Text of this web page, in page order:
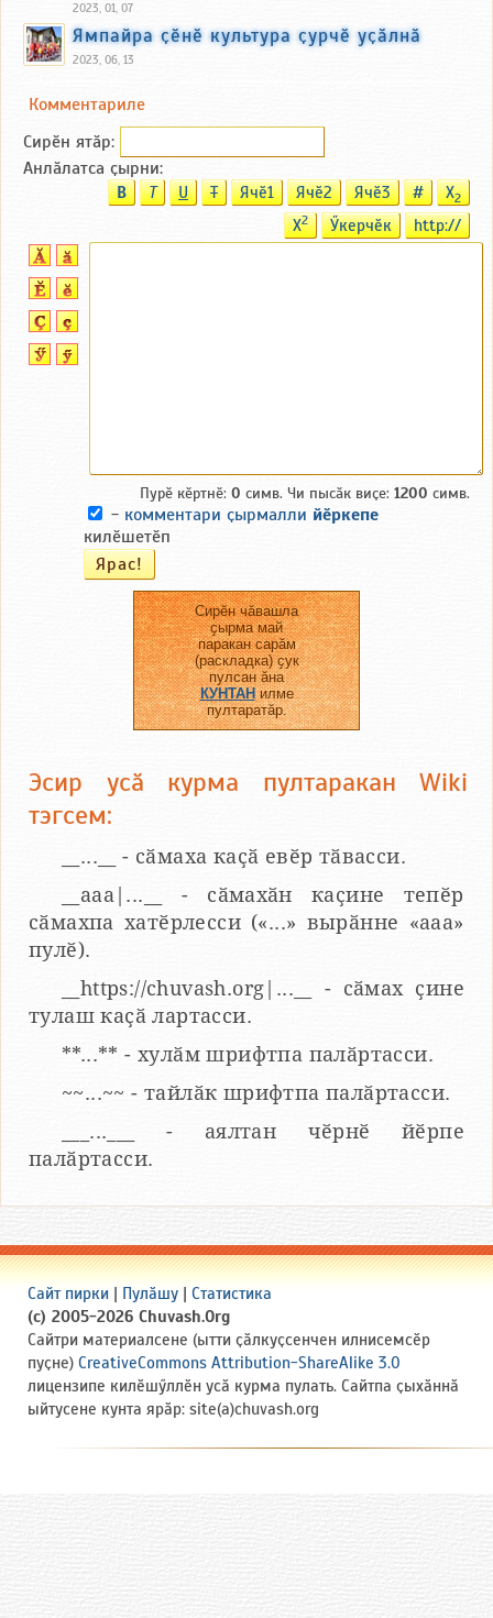
2023, 01, 07
Ямпайра ҫӗнӗ культура ҫурчӗ уҫӑлнӑ
2023, 06, 13
Комментариле
Сирӗн ятӑp:
Анлӑлатса ҫырни:
B T U T Ячӗ1 Ячӗ2 Ячӗ3 # X2
X2 Ӳкерчӗк http://
Пурӗ кӗртнӗ: 0 симв. Чи пысӑк виҫе: 1200 симв.
- комментари ҫырмалли йӗркепе
килӗшетӗп
Сирӗн чӑвашла
ҫырма май
паракан сарӑм
(раскладка) ҫук
пулсан ӑна
КУНТАНилме
пултаратӑр.
Эсир усӑ курма пултаракан Wiki
тэгсем:
__...__ - сӑмаха каҫӑ евӗр тӑвасси.
__aaa|...__ - сӑмахӑн каҫине тепӗр
сӑмахпа хатӗрлесси («...» вырӑнне «ааа»
пулӗ).
__https://chuvash.org|...__ - сӑмах ҫине
тулаш каҫӑ лартасси.
**...** - хулӑм шрифтпа палӑртасси.
~~...~~ - тайлӑк шрифтпа палӑртасси.
___...___ - аялтан чӗрнӗ йӗрпе
палӑртасси.
Сайт пирки | Пулӑшу | Статистика
(c) 2005-2026 Chuvash.Org
Сайтри материалсене (ытти ҫӑлкуҫсенчен илнисемсӗр
пуҫне) CreativeCommons Attribution-ShareAlike 3.0
лицензипе килӗшӳллӗн усӑ курма пулать. Сайтпа ҫыхӑннӑ
ыйтусене кунта ярӑр: site(a)chuvash.org